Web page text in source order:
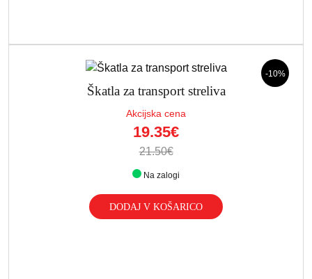
-10%
Škatla za transport streliva
Akcijska cena
19.35€
21.50€
Na zalogi
DODAJ V KOŠARICO